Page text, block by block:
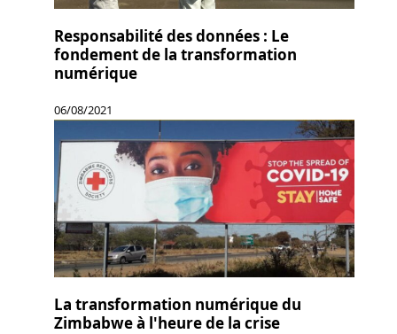
Responsabilité des données : Le
fondement de la transformation
numérique
06/08/2021
La transformation numérique du
Zimbabwe à l'heure de la crise